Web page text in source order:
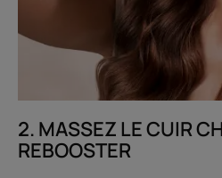
2. MASSEZ LE CUIR
REBOOSTER